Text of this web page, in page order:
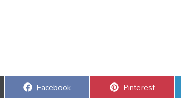
Share
on
Facebook Share
on
Pinterest